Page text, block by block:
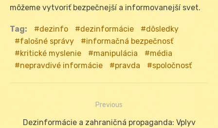
môžeme vytvoriť bezpečnejší a informovanejší svet.
Tag: dezinfo dezinformácie
dôsledky
falošné správy
informačná bezpečnosť
kritické myslenie
manipulácia
média
nepravdivé informácie
pravda spoločnosť
Navigácia
Previous
Previous
Dezinformácie a zahraničná propaganda: Vplyv